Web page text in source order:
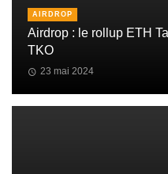
AIRDROP
Airdrop : le rollup ETH
TKO
23 mai 2024